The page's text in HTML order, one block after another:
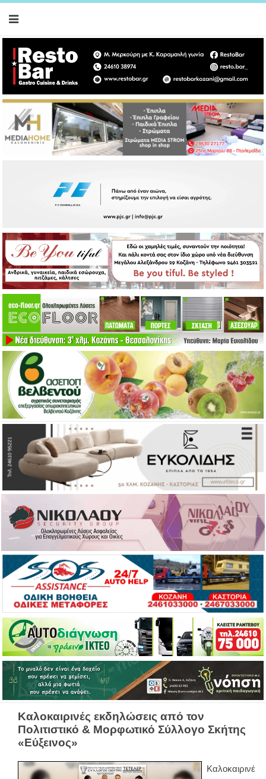
Καλοκαιρινές εκδηλώσεις από τον
Πολιτιστικό & Μορφωτικό Σύλλογο Σκήτης
«Εύξεινος»
Καλοκαιρινέ